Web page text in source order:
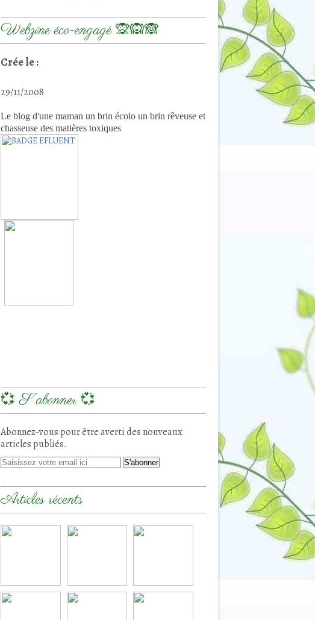
Webzine éco-engagé 🙊🙉🙈
Crée le :
29/11/2008
Le blog d'une maman un brin écolo un brin rêveuse et
chasseuse des matières toxiques
💞 S'abonner 💞
Abonnez-vous pour être averti des nouveaux
articles publiés.
Articles récents